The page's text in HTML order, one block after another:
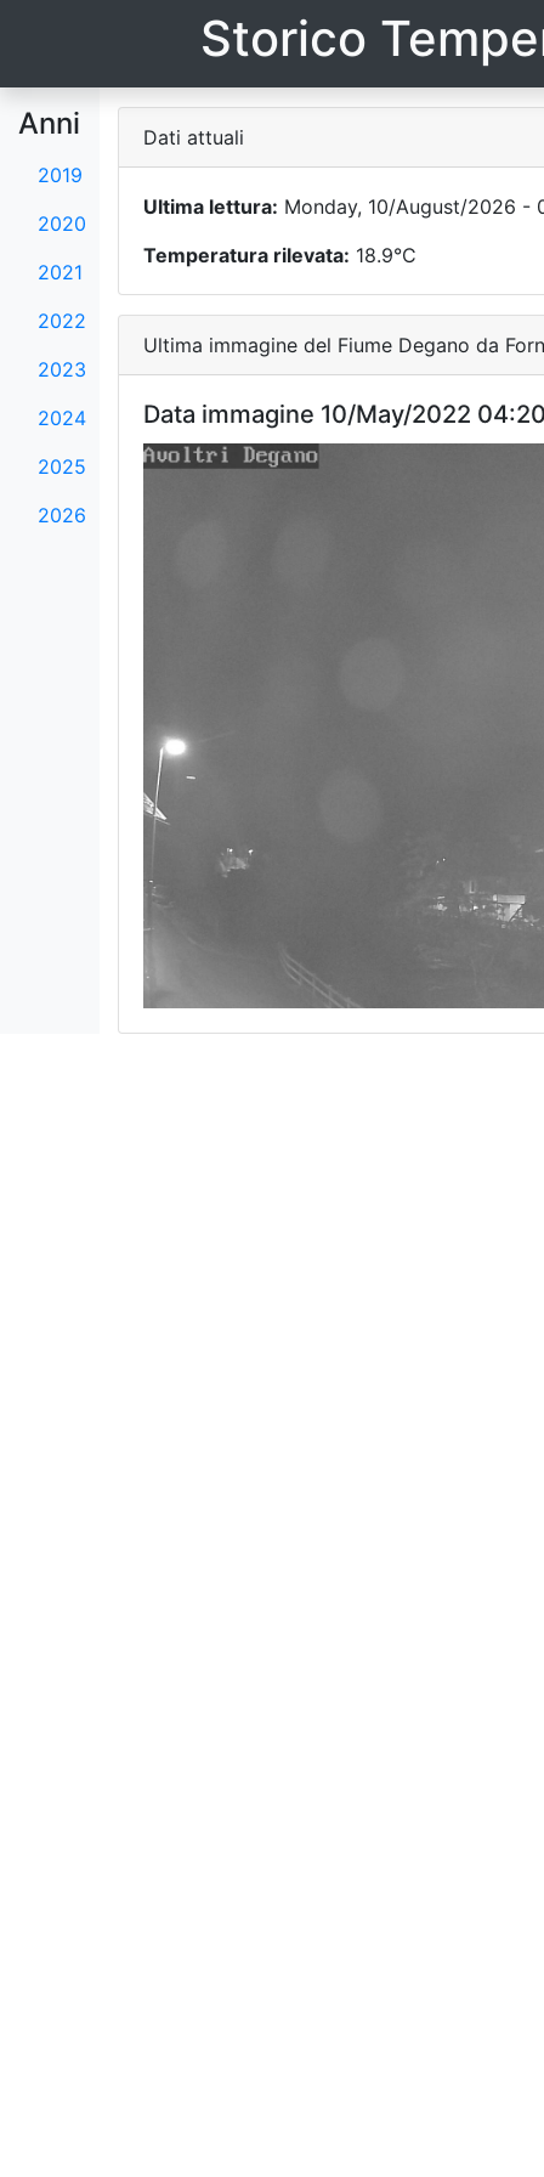
Storico
Anni
2019
2020
2021
2022
2023
2024
2025
2026
Dati attuali
Ultima lettura: Monday, 10/August/2026 -
Temperatura rilevata: 18.9°C
Ultima immagine del Fiume Degano da
Data immagine 10/May/2022